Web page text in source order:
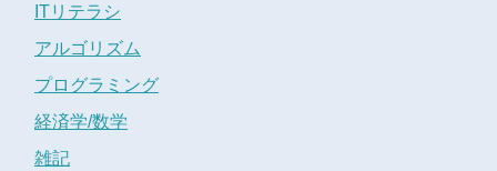
ITリテラシ
アルゴリズム
プログラミング
経済学/数学
雑記